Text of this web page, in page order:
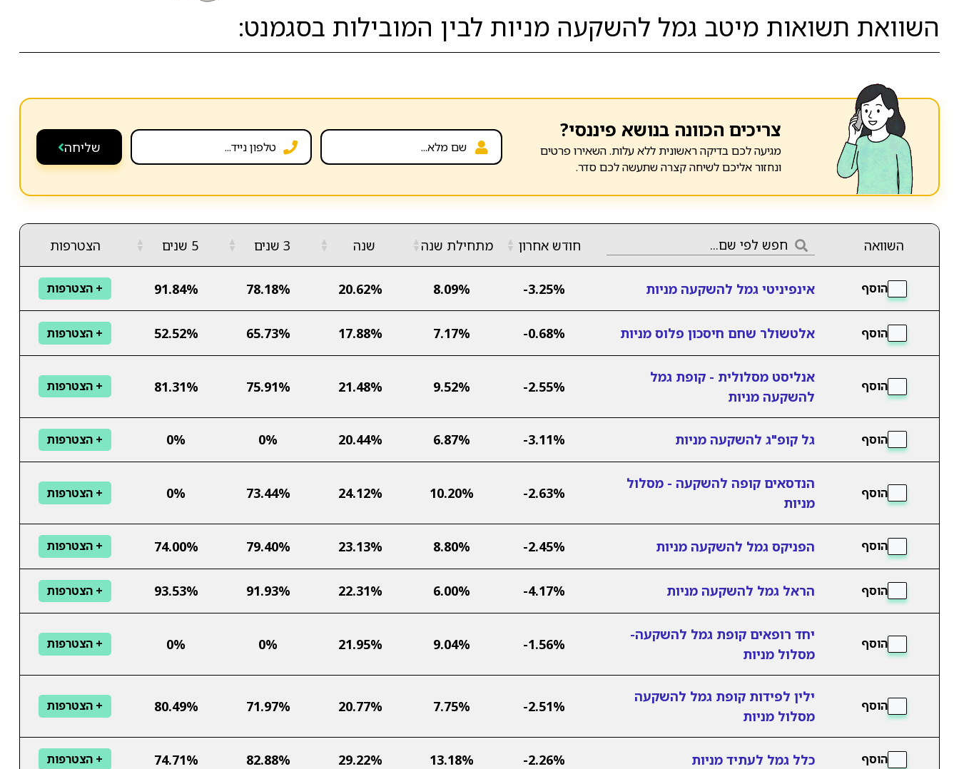
השוואת תשואות מיטב גמל להשקעה מניות לבין המובילות בסגמנט:
צריכים הכוונה בנושא פיננסי?
מגיעה לכם בדיקה ראשונית ללא עלות. השאירו פרטים
ונחזור אליכם לשיחה קצרה שתעשה לכם סדר.
שליחה
השוואה חודש אחרון ▲
▼ מתחילת שנה▲
▼ שנה ▲
▼ 3 שנים ▲
▼ 5 שנים ▲
▼ הצטרפות
הוסף אינפיניטי גמל להשקעה מניות -3.25%
8.09%
20.62%
78.18%
91.84% + הצטרפות
הוסף אלטשולר שחם חיסכון פלוס מניות -0.68%
7.17%
17.88%
65.73%
52.52% + הצטרפות
הוסף
אנליסט מסלולית - קופת גמל
להשקעה מניות
-2.55%
9.52%
21.48%
75.91%
81.31% + הצטרפות
הוסף גל קופ"ג להשקעה מניות -3.11%
6.87%
20.44%
0%
0% + הצטרפות
הוסף
הנדסאים קופה להשקעה - מסלול
מניות
-2.63%
10.20%
24.12%
73.44%
0% + הצטרפות
הוסף הפניקס גמל להשקעה מניות -2.45%
8.80%
23.13%
79.40%
74.00% + הצטרפות
הוסף הראל גמל להשקעה מניות -4.17%
6.00%
22.31%
91.93%
93.53% + הצטרפות
הוסף
יחד רופאים קופת גמל להשקעה-
מסלול מניות
-1.56%
9.04%
21.95%
0%
0% + הצטרפות
הוסף
ילין לפידות קופת גמל להשקעה
מסלול מניות
-2.51%
7.75%
20.77%
71.97%
80.49% + הצטרפות
הוסף כלל גמל לעתיד מניות -2.26%
13.18%
29.22%
82.88%
74.71% + הצטרפות